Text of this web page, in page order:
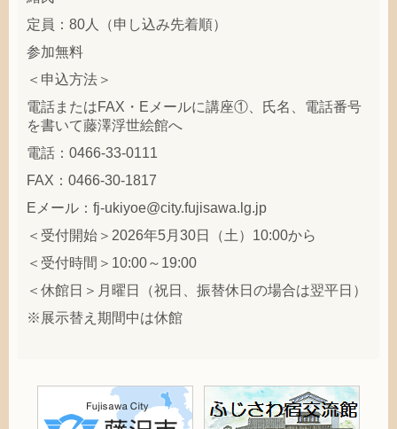
定員：80人（申し込み先着順）
参加無料
＜申込方法＞
電話またはFAX・Eメールに講座①、氏名、電話番号
を書いて藤澤浮世絵館へ
電話：0466-33-0111
FAX：0466-30-1817
Eメール：fj-ukiyoe@city.fujisawa.lg.jp
＜受付開始＞2026年5月30日（土）10:00から
＜受付時間＞10:00～19:00
＜休館日＞月曜日（祝日、振替休日の場合は翌平日）
※展示替え期間中は休館